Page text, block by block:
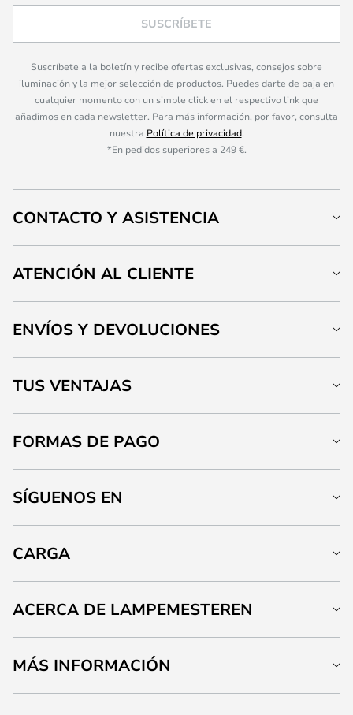
SUSCRÍBETE
Suscríbete a la boletín y recibe ofertas exclusivas, consejos sobre
iluminación y la mejor selección de productos. Puedes darte de baja en
cualquier momento con un simple click en el respectivo link que
añadimos en cada newsletter. Para más información, por favor, consulta
nuestra Política de privacidad.
*En pedidos superiores a 249 €.
CONTACTO Y ASISTENCIA
ATENCIÓN AL CLIENTE
ENVÍOS Y DEVOLUCIONES
TUS VENTAJAS
FORMAS DE PAGO
SÍGUENOS EN
CARGA
ACERCA DE LAMPEMESTEREN
MÁS INFORMACIÓN